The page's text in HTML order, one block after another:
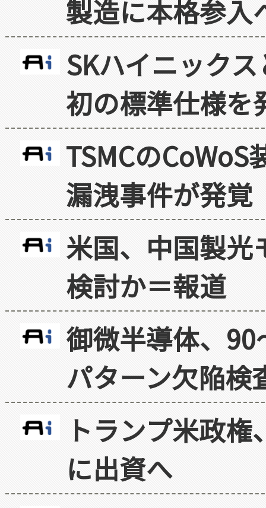
製造に本格参入
SKハイニック
初の標準仕様を
TSMCの
漏洩事件が発覚
米国、中国製光
検討か＝報道
御微半導体、
パターン欠陥検
トランプ米政
に出資へ